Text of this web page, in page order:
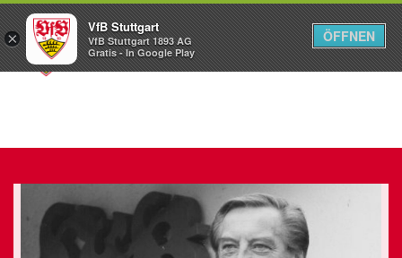
Menü
×
VfB Stuttgart
VfB Stuttgart 1893 AG
Gratis - In Google Play
ÖFFNEN